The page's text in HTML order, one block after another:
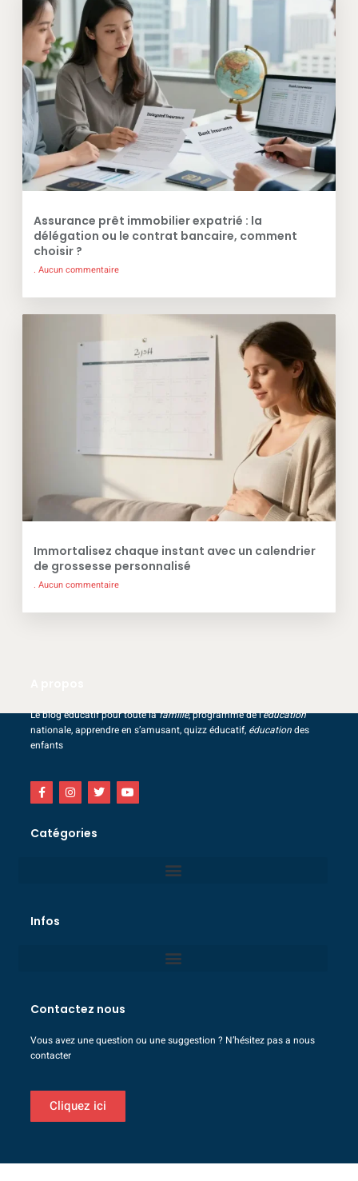
Assurance prêt immobilier expatrié : la
délégation ou le contrat bancaire, comment
choisir ?
Aucun commentaire
Immortalisez chaque instant avec un calendrier
de grossesse personnalisé
Aucun commentaire
Le blog éducatif pour toute lafamille, programme de l’éducation
nationale, apprendre en s’amusant, quizz éducatif, éducationdes
enfants
Catégories
Infos
Contactez nous
Vous avez une question ou une suggestion ? N’hésitez pas a nous
contacter
Cliquez ici